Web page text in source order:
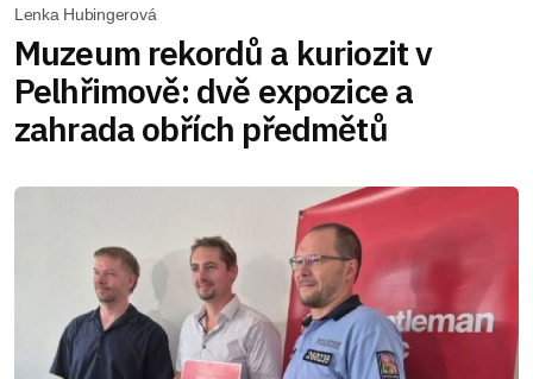
Lenka Hubingerová
Muzeum rekordů a kuriozit v
Pelhřimově: dvě expozice a
zahrada obřích předmětů